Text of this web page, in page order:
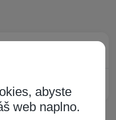
neprohlíží tuto stránku
abyste
web naplno.